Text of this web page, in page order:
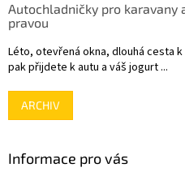
Autochladničky pro karavany
pravou
Léto, otevřená okna, dlouhá cesta
pak přijdete k autu a váš jogurt ...
ARCHIV
Informace pro vás